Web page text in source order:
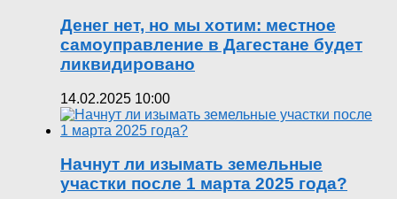
Денег нет, но мы хотим: местное
самоуправление в Дагестане будет
ликвидировано
14.02.2025 10:00
Начнут ли изымать земельные
участки после 1 марта 2025 года?